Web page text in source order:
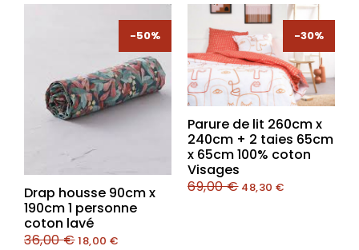
-50%
Drap housse 90cm x
190cm 1 personne
coton lavé
36,00€18,00 €
-30%
-30%
Parure de lit 260cm x
240cm + 2 taies 65cm
x 65cm 100% coton
Visages
69,00€ 48,30 €